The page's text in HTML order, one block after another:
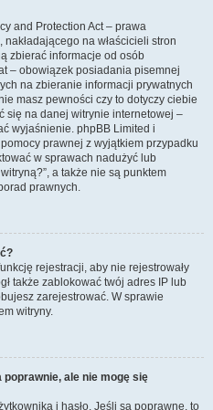
and Protection Act – prawa
na właścicieli stron
zbierać informacje od osób
– obowiązek posiadania pisemnej
na zbieranie informacji prywatnych
masz pewności czy to dotyczy ciebie
się na danej witrynie internetowej –
wyjaśnienie. phpBB Limited i
prawnej z wyjątkiem przypadku
w sprawach nadużyć lub
a także nie są punktem
prawnych.
rejestracji, aby nie rejestrowały
także zablokować twój adres IP lub
zarejestrować. W sprawie
witryny.
poprawnie, ale nie mogę się
i hasło. Jeśli są poprawne, to